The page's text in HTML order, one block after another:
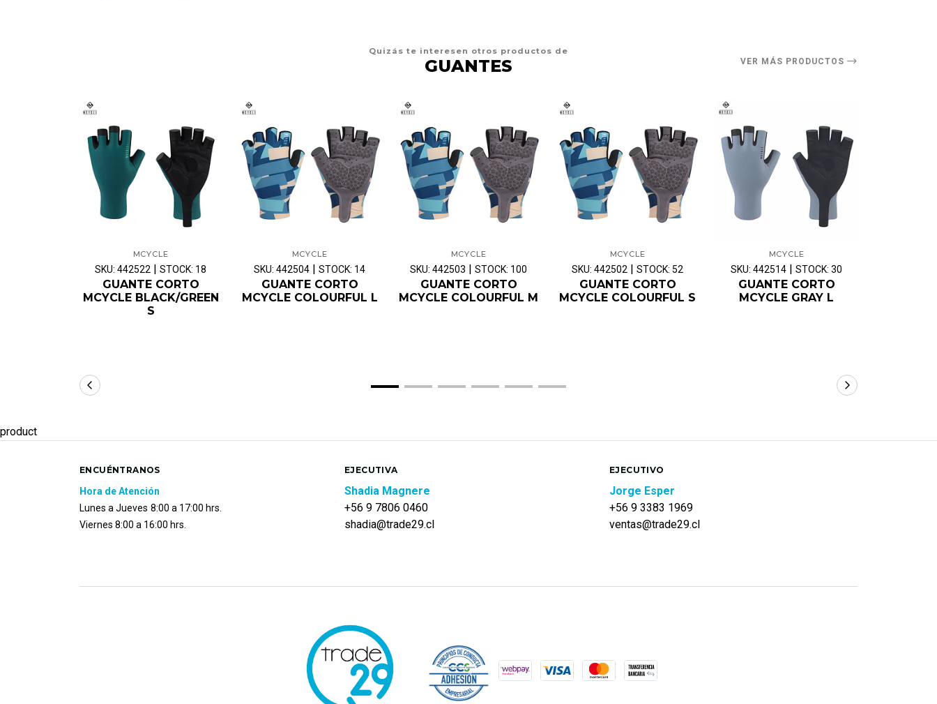
Quizás te interesen otros productos de
GUANTES VER MÁS PRODUCTOS
MCYCLE
SKU: 442522 | STOCK: 18
GUANTE CORTO
MCYCLE BLACK/GREEN
S
MCYCLE
SKU: 442504 | STOCK: 14
GUANTE CORTO
MCYCLE COLOURFUL L
MCYCLE
SKU: 442503 | STOCK: 100
GUANTE CORTO
MCYCLE COLOURFUL M
MCYCLE
SKU: 442502 | STOCK: 52
GUANTE CORTO
MCYCLE COLOURFUL S
MCYCLE
SKU: 442514 | STOCK: 30
GUANTE CORTO
MCYCLE GRAY L
product
ENCUÉNTRANOS
Hora de Atención
Lunes a Jueves 8:00 a 17:00 hrs.
Viernes 8:00 a 16:00 hrs.
EJECUTIVA
Shadia Magnere
+56 9 7806 0460
shadia@trade29.cl
EJECUTIVO
Jorge Esper
+56 9 3383 1969
ventas@trade29.cl